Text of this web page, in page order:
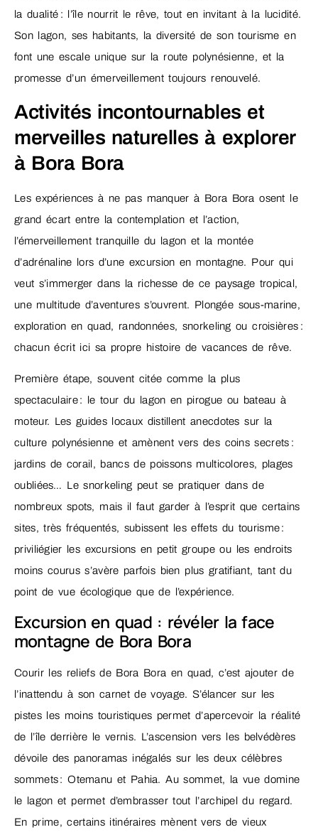
la dualité : l’île nourrit le rêve, tout en invitant à la lucidité.
Son lagon, ses habitants, la diversité de son tourisme en
font une escale unique sur la route polynésienne, et la
promesse d’un émerveillement toujours renouvelé.
Activités incontournables et
merveilles naturelles à explorer
à Bora Bora
Les expériences à ne pas manquer à Bora Bora osent le
grand écart entre la contemplation et l’action,
l’émerveillement tranquille du lagon et la montée
d’adrénaline lors d’une excursion en montagne. Pour qui
veut s’immerger dans la richesse de ce paysage tropical,
une multitude d’aventures s’ouvrent. Plongée sous-marine,
exploration en quad, randonnées, snorkeling ou croisières :
chacun écrit ici sa propre histoire de vacances de rêve.
Première étape, souvent citée comme la plus
spectaculaire : le tour du lagon en pirogue ou bateau à
moteur. Les guides locaux distillent anecdotes sur la
culture polynésienne et amènent vers des coins secrets :
jardins de corail, bancs de poissons multicolores, plages
oubliées… Le snorkeling peut se pratiquer dans de
nombreux spots, mais il faut garder à l’esprit que certains
sites, très fréquentés, subissent les effets du tourisme :
priviliégier les excursions en petit groupe ou les endroits
moins courus s’avère parfois bien plus gratifiant, tant du
point de vue écologique que de l’expérience.
Excursion en quad : révéler la face
montagne de Bora Bora
Courir les reliefs de Bora Bora en quad, c’est ajouter de
l’inattendu à son carnet de voyage. S’élancer sur les
pistes les moins touristiques permet d’apercevoir la réalité
de l’île derrière le vernis. L’ascension vers les belvédères
dévoile des panoramas inégalés sur les deux célèbres
sommets : Otemanu et Pahia. Au sommet, la vue domine
le lagon et permet d’embrasser tout l’archipel du regard.
En prime, certains itinéraires mènent vers de vieux